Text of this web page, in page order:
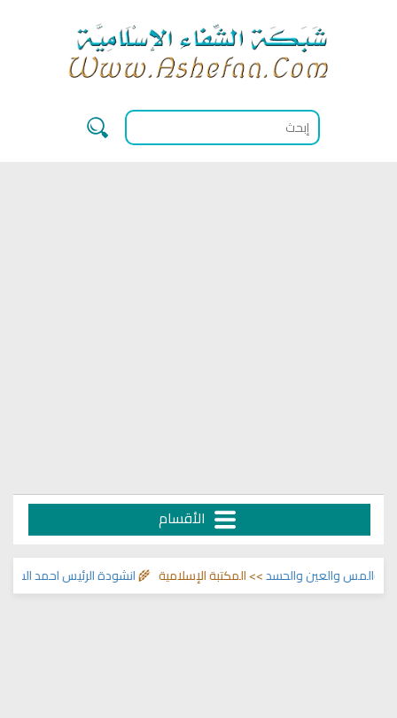
الأقسام
انشودة الرئيس احمد الشرع>> والعين والحسد>> المكتبة الإسلامية 🌾